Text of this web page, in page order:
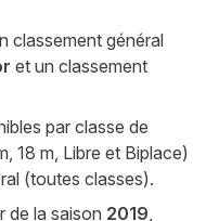
classement général
et un classement
par classe de
18 m, Libre et Biplace)
(toutes classes).
de la saison 2019,